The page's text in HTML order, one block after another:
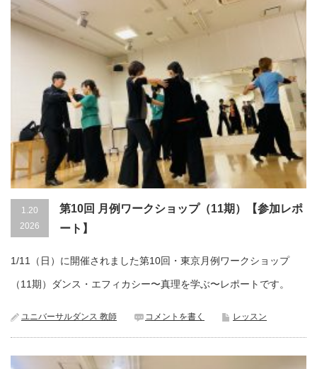
1.20
2026
第10回 月例ワークショップ（11期）【参加レポ
ート】
1/11（日）に開催されました第10回・東京月例ワークショップ
（11期）ダンス・エフィカシー〜真理を学ぶ〜レポートです。
ユニバーサルダンス 教師 コメントを書く レッスン